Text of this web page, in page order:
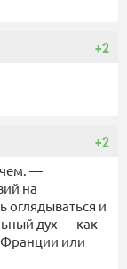
+2
+2
чем. —
на
оглядываться и
дух — как
Франции или